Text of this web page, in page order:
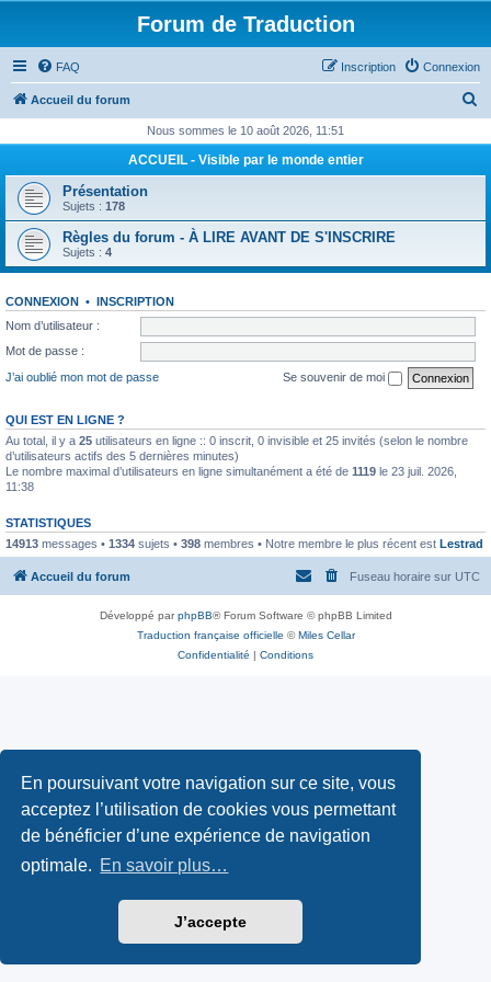
En poursuivant votre navigation sur ce site, vous
acceptez l’utilisation de cookies vous permettant
de bénéficier d’une expérience de navigation
optimale. En savoir plus…
J’accepte
Forum de Traduction
FAQ Connexion
Inscription
Accueil du forum
h
e
Nous sommes le 10 août 2026, 11:51
ACCUEIL - Visible par le monde entier
Présentation
Sujets : 178
Règles du forum - À LIRE AVANT DE S'INSCRIRE
Sujets : 4
CONNEXION • INSCRIPTION
Nom d’utilisateur :
Mot de passe :
J’ai oublié mon mot de passe
Se souvenir de moi
QUI EST EN LIGNE ?
Au total, il y a 25 utilisateurs en ligne :: 0 inscrit, 0 invisible et 25 invités (selon le nombre
d’utilisateurs actifs des 5 dernières minutes)
Le nombre maximal d’utilisateurs en ligne simultanément a été de 1119 le 23 juil. 2026,
11:38
STATISTIQUES
14913 messages • 1334 sujets • 398 membres • Notre membre le plus récent est Lestrad
Accueil du forum Fuseau horaire sur UTC
Développé parphpBB® Forum Software © phpBB Limited
Traduction française officielle ©Miles Cellar
Confidentialité | Conditions